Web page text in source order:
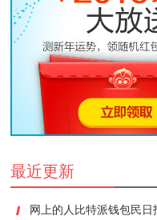
最近更新
网上的人比特派钱包民日